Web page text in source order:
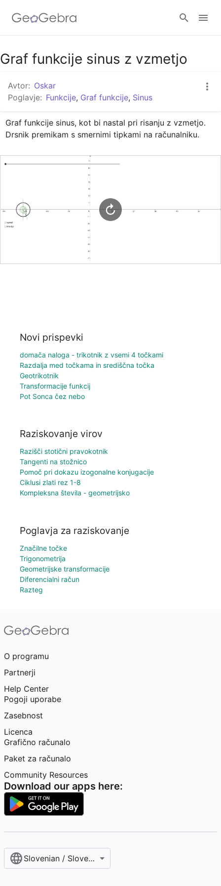
Google Classroom
GeoGebra Classroom
Prijava
Graf funkcije sinus z vzmetjo
Avtor: Oskar
Poglavje: Funkcije, Graf funkcije, Sinus
Graf funkcije sinus, kot bi nastal pri risanju z vzmetjo.
Drsnik premikam s smernimi tipkami na računalniku.
Novi prispevki
domača naloga - trikotnik z vsemi 4 točkami
Razdalja med točkama in središčna točka
Geotrikotnik
Transformacije funkcij
Pot Sonca čez nebo
Raziskovanje virov
Razišči stotični pravokotnik
Tangenti na stožnico
Pomoč pri dokazu izogonalne konjugacije
Ciklusi zlati rez 1-8
Kompleksna števila - geometrijsko
Poglavja za raziskovanje
Značilne točke
Trigonometrija
Geometrijske transformacije
Diferencialni račun
Razteg
O programu
Partnerji
Help Center
Pogoji uporabe
Zasebnost
Licenca
Grafično računalo
Paket za računalo
Community Resources
Download our apps here:
Slovenian / Slovenščina‎